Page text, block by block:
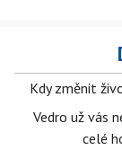
Kdy změnit
Vedro už vás
celé